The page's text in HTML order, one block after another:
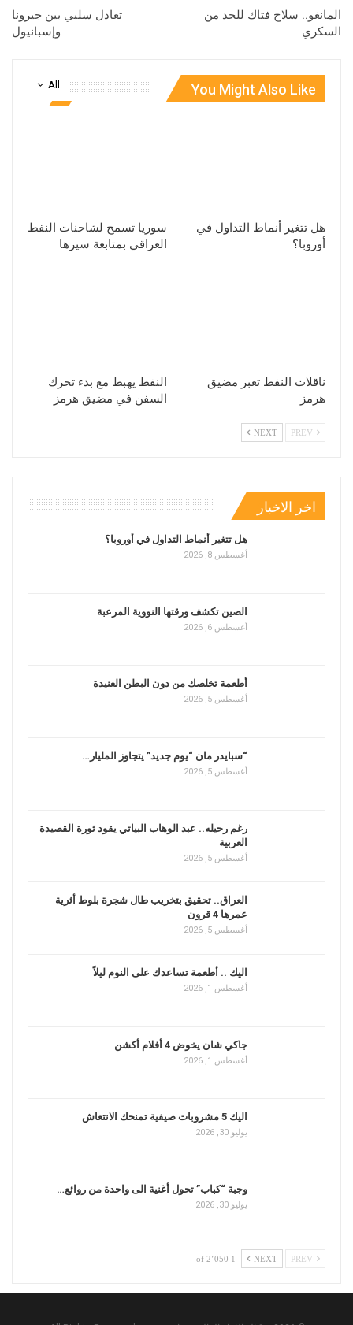
المانغو.. سلاح فتاك للحد من
السكري
تعادل سلبي بين جيرونا
وإسبانيول
All You Might Also Like
هل تتغير أنماط التداول في
أوروبا؟
سوريا تسمح لشاحنات النفط
العراقي بمتابعة سيرها
ناقلات النفط تعبر مضيق
هرمز
النفط يهبط مع بدء تحرك
السفن في مضيق هرمز
NEXT
اخر الاخبار
هل تتغير أنماط التداول في أوروبا؟
أغسطس 8, 2026
الصين تكشف ورقتها النووية المرعبة
أغسطس 6, 2026
أطعمة تخلصك من دون البطن العنيدة
أغسطس 5, 2026
“سبايدر مان “يوم جديد” يتجاوز المليار…
أغسطس 5, 2026
رغم رحيله.. عبد الوهاب البياتي يقود ثورة القصيدة
العربية
أغسطس 5, 2026
العراق.. تحقيق بتخريب طال شجرة بلوط أثرية
عمرها 4 قرون
أغسطس 5, 2026
اليك .. أطعمة تساعدك على النوم ليلاً
أغسطس 1, 2026
جاكي شان يخوض 4 أفلام أكشن
أغسطس 1, 2026
اليك 5 مشروبات صيفية تمنحك الانتعاش
يوليو 30, 2026
وجبة “كباب” تحول أغنية الى واحدة من روائع…
يوليو 30, 2026
NEXT 1 of 2٬050